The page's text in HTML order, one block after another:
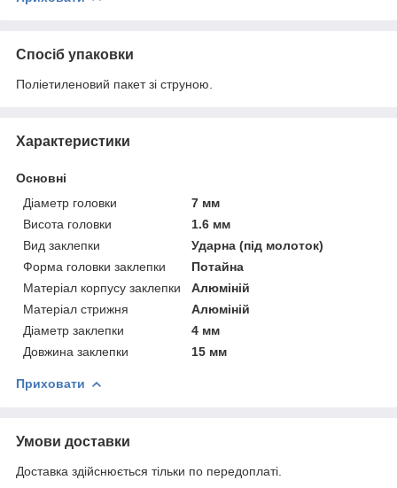
Спосіб упаковки
Поліетиленовий пакет зі струною.
Характеристики
Основні
Діаметр головки
7 мм
Висота головки
1.6 мм
Вид заклепки
Ударна (під молоток)
Форма головки заклепки
Потайна
Матеріал корпусу заклепки
Алюміній
Матеріал стрижня
Алюміній
Діаметр заклепки
4 мм
Довжина заклепки
15 мм
Приховати
Умови доставки
Доставка здійснюється тільки по передоплаті.